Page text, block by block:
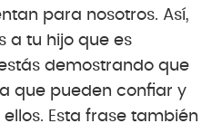
para nosotros. Así,
a tu hijo que es
demostrando que
que pueden confiar y
Esta frase también